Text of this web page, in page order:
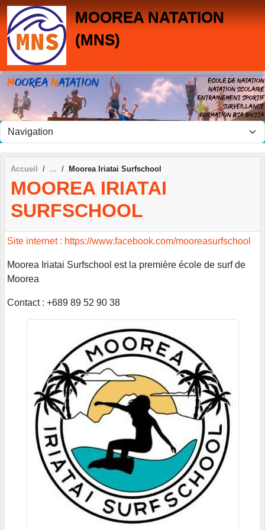
MOOREA NATATION
(MNS)
Accueil Moorea Iriatai Surfschool
MOOREA IRIATAI
SURFSCHOOL
Site internet : https://www.facebook.com/mooreasurfschool
Moorea Iriatai Surfschool est la première école de surf de
Moorea
Contact : +689 89 52 90 38
Panneau de gestion des cookies